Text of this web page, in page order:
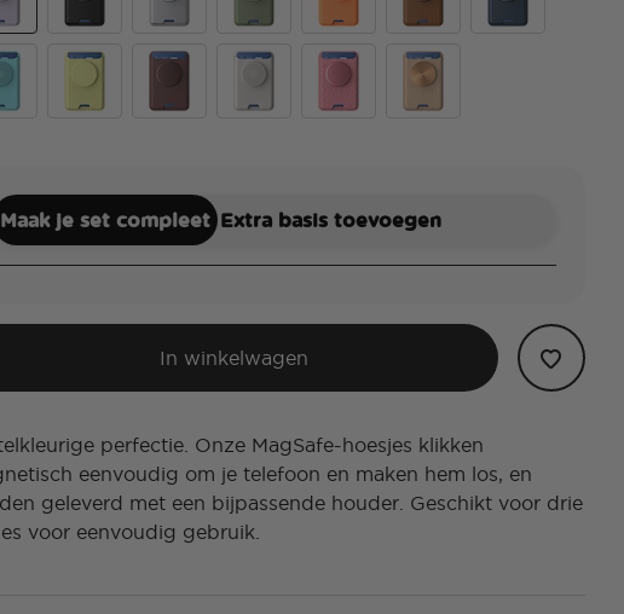
Maak je set compleet Extra basis toevoegen
In winkelwagen
perfectie. Onze MagSafe-hoesjes klikken
eenvoudig om je telefoon en maken hem los, en
geleverd met een bijpassende houder. Geschikt voor drie
voor eenvoudig gebruik.